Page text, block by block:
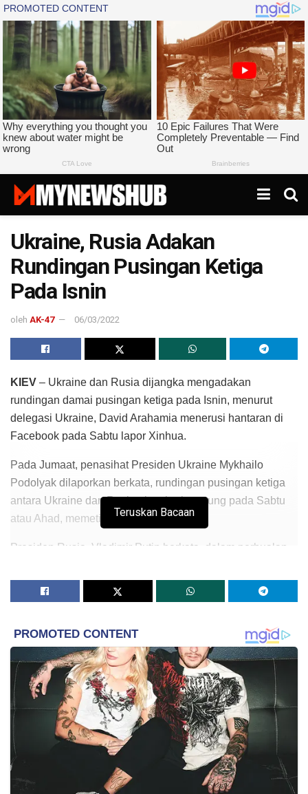
Ukraine, Rusia Adakan
Rundingan Pusingan Ketiga
Pada Isnin
oleh AK-47 06/03/2022
KIEV – Ukraine dan Rusia dijangka mengadakan
rundingan damai pusingan ketiga pada Isnin, menurut
delegasi Ukraine, David Arahamia menerusi hantaran di
Facebook pada Sabtu lapor Xinhua.
Pada Jumaat, penasihat Presiden Ukraine Mykhailo
Podolyak dilaporkan berkata, rundingan pusingan ketiga
antara Ukraine dan Rusia akan berlangsung pada Sabtu
atau Ahad, memetik media tempatan.
Presiden Rusia, Vladimir Putin berkata, dalam perbualan
Jumaat, Rusia terbuka untuk berdialog dengan Ukraine.
munasabah dan konstruktif semasa rundingan pusingan
ketiga itu.
Ukraine dan Rusia sebelum ini sudah mengadakan dua
kali rundingan iaitu pada 28 Februari dan 3 Mac.
-Sinar Harian
Teruskan Bacaan
Tags: Krisis Rusia-Ukraine Rundingan